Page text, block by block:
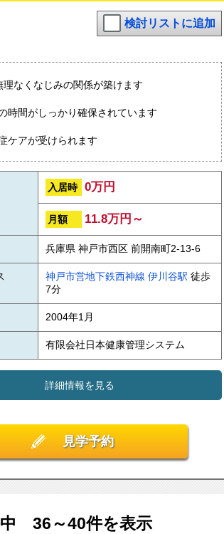
検討リストに追加
なくなじみの関係が築けます
時間がしっかり確保されています
ケアが受けられます
入居時 0万円
月額 11.8万円～
兵庫県 神戸市西区 前開南町2-13-6
神戸市営地下鉄西神線 伊川谷駅 徒歩
7分
2004年1月
有限会社日本健康管理システム
詳細情報を見る
見学予約
36～40件を表示